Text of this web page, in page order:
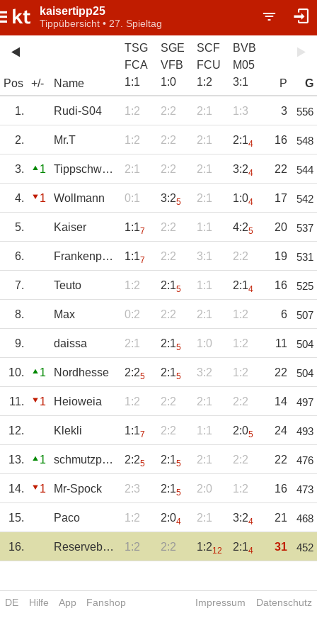
kaisertipp25
Tippübersicht • 27. Spieltag
Pos +/- Name
TSG
FCA
1:1
SGE
VFB
1:0
SCF
FCU
1:2
BVB
M05
3:1 P G
1. Rudi-S04 1:2 2:2 2:1 1:3 3 556
2. Mr.T 1:2 2:2 2:1 2:14 16 548
3. 1 Tippschwester 2:1 2:2 2:1 3:24 22 544
4. 1 Wollmann 0:1 3:25 2:1 1:04 17 542
5. Kaiser 1:17 2:2 1:1 4:25 20 537
6. Frankenpower 1:17 2:2 3:1 2:2 19 531
7. Teuto 1:2 2:15 1:1 2:14 16 525
8. Max 0:2 2:2 2:1 1:2 6 507
9. daissa 2:1 2:15 1:0 1:2 11 504
10. 1 Nordhesse 2:25 2:15 3:2 1:2 22 504
11. 1 Heioweia 1:2 2:2 2:1 2:2 14 497
12. Klekli 1:17 2:2 1:1 2:05 24 493
13. 1 schmutzpuckel 2:25 2:15 2:1 2:2 22 476
14. 1 Mr-Spock 2:3 2:15 2:0 1:2 16 473
15. Paco 1:2 2:04 2:1 3:24 21 468
16. Reservebänkler 1:2 2:2 1:212 2:14 31 452
DE Hilfe App Fanshop Impressum Datenschutz